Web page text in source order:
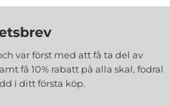
var först med att få ta del av
få 10% rabatt på alla skal, fodral
i ditt första köp.